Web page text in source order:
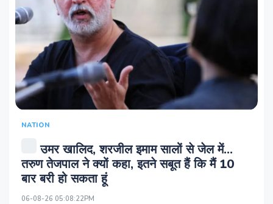
NATION
उमर खालिद, शरजील इमाम सालों से जेल में...
तरुण तेजपाल ने क्यों कहा, इतने सबूत हैं कि मैं 10
बार बरी हो सकता हूं
06-08-26 05:08:22PM